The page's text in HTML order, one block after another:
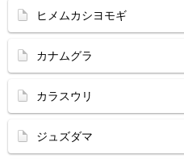
ヒメムカシヨモギ
カナムグラ
カラスウリ
ジュズダマ